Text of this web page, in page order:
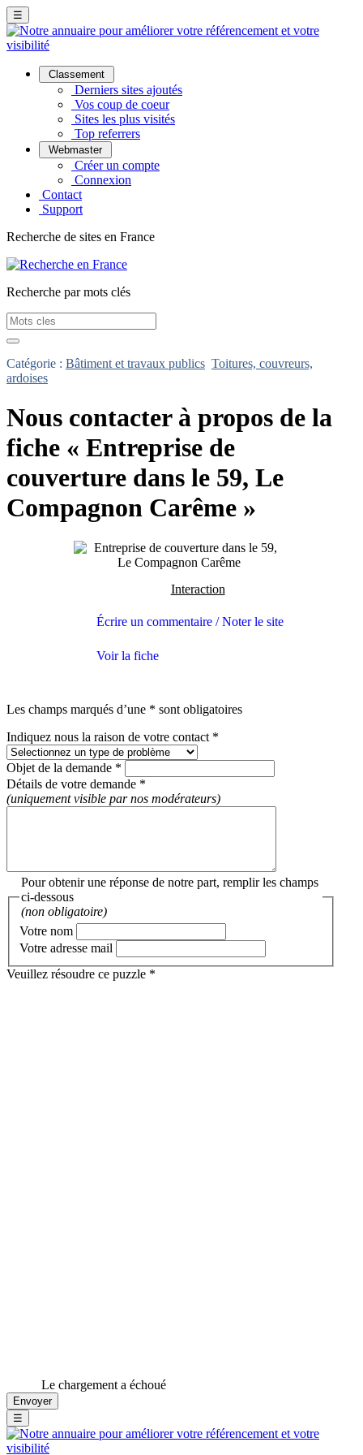
☰
Classement
Derniers sites ajoutés
Vos coup de coeur
Sites les plus visités
Top referrers
Webmaster
Créer un compte
Connexion
Contact
Support
Recherche de sites en France
Recherche par mots clés
Catégorie : Bâtiment et travaux publics Toitures, couvreurs,
ardoises
Nous contacter à propos de la
fiche « Entreprise de
couverture dans le 59, Le
Compagnon Carême »
Interaction
Écrire un commentaire / Noter le site
Voir la fiche
Les champs marqués d’une * sont obligatoires
Indiquez nous la raison de votre contact *
Objet de la demande *
Détails de votre demande *
(uniquement visible par nos modérateurs)
Pour obtenir une réponse de notre part, remplir les champs
ci-dessous
(non obligatoire)
Votre nom
Votre adresse mail
Veuillez résoudre ce puzzle *
Le chargement a échoué
☰